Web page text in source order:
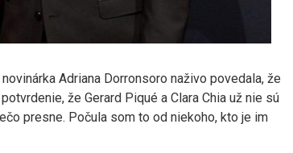
Adriana Dorronsoro naživo povedala, že
že Gerard Piqué a Clara Chia už nie sú
presne. Počula som to od niekoho, kto je im